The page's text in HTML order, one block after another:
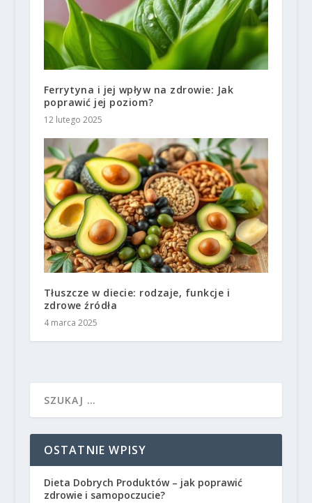
Ferrytyna i jej wpływ na zdrowie: Jak
poprawić jej poziom?
12 lutego 2025
Tłuszcze w diecie: rodzaje, funkcje i
zdrowe źródła
4 marca 2025
OSTATNIE WPISY
Dieta Dobrych Produktów – jak poprawić
zdrowie i samopoczucie?